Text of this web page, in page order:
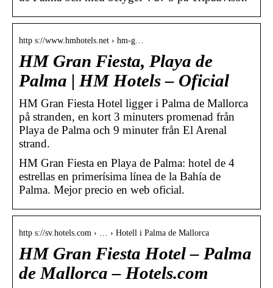
http s://www.hmhotels.net › hm-g…
HM Gran Fiesta, Playa de
Palma | HM Hotels – Oficial
HM Gran Fiesta Hotel ligger i Palma de Mallorca
på stranden, en kort 3 minuters promenad från
Playa de Palma och 9 minuter från El Arenal
strand.
HM Gran Fiesta en Playa de Palma: hotel de 4
estrellas en primerísima línea de la Bahía de
Palma. Mejor precio en web oficial.
http s://sv.hotels.com › … › Hotell i Palma de Mallorca
HM Gran Fiesta Hotel – Palma
de Mallorca – Hotels.com